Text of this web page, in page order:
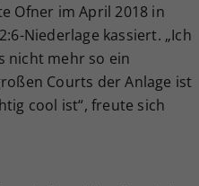
Ofner im April 2018 in
Niederlage kassiert. „Ich
nicht mehr so ein
Courts der Anlage ist
cool ist“, freute sich